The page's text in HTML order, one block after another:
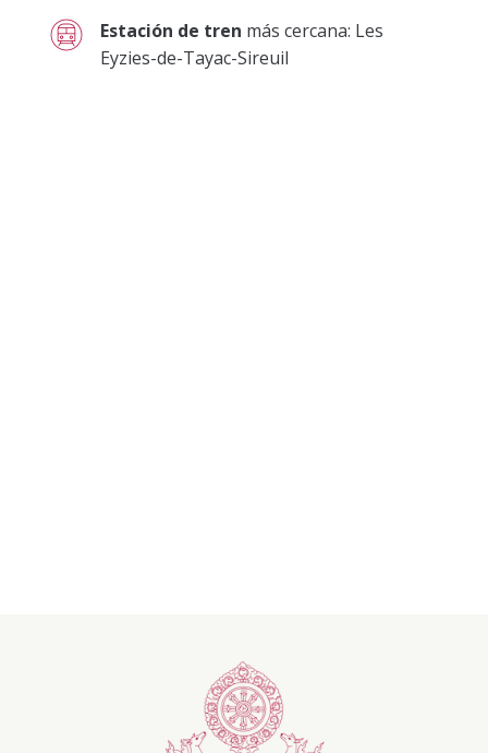
Estación de tren más cercana: Les
Eyzies-de-Tayac-Sireuil